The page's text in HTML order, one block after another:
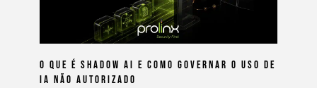
O Que É Shadow AI E Como Governar O Uso De
IA Não Autorizado